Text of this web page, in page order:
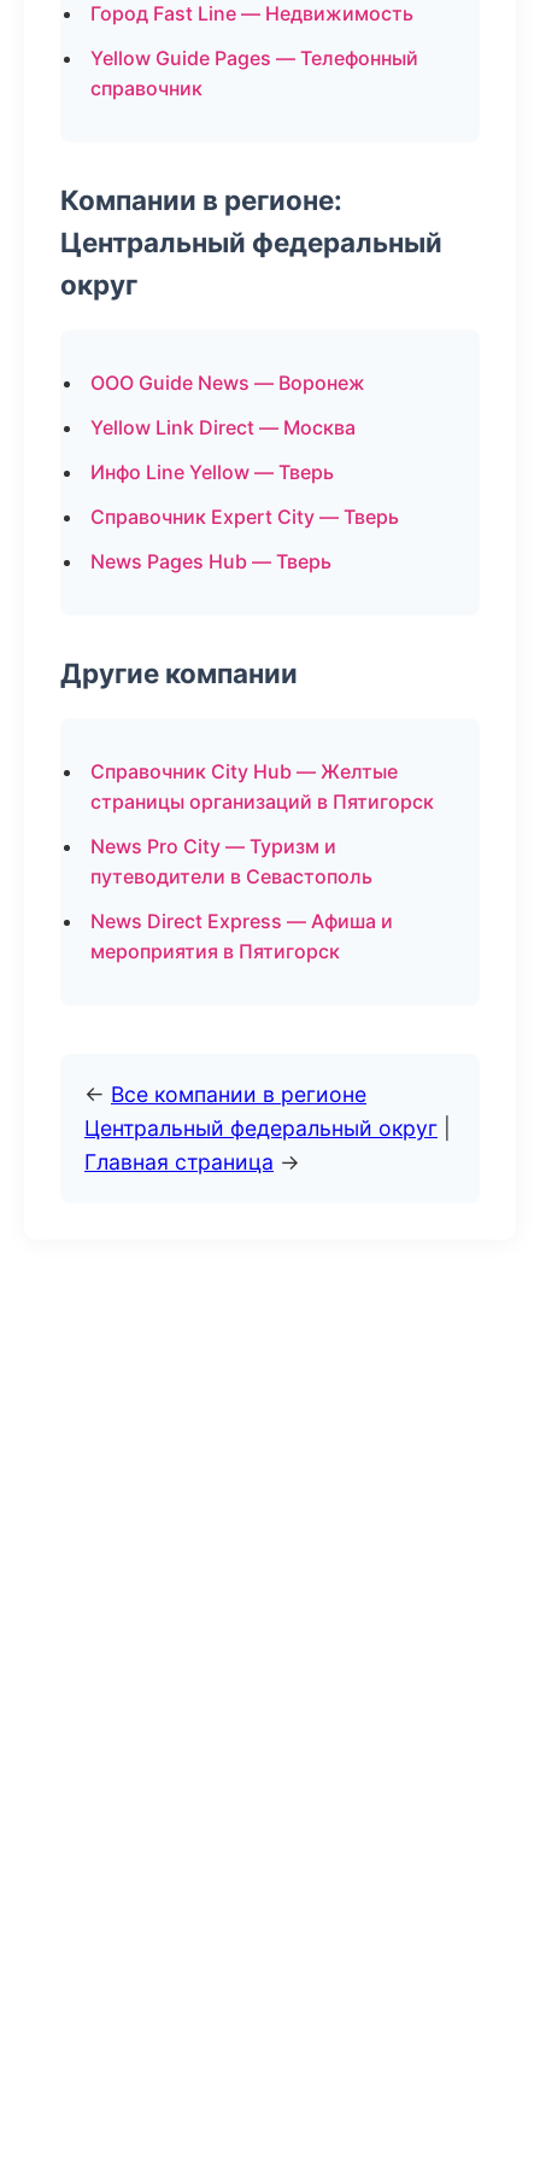
Город Fast Line — Недвижимость
Yellow Guide Pages — Телефонный
справочник
Компании в регионе:
Центральный федеральный
округ
ООО Guide News — Воронеж
Yellow Link Direct — Москва
Инфо Line Yellow — Тверь
Справочник Expert City — Тверь
News Pages Hub — Тверь
Другие компании
Справочник City Hub — Желтые
страницы организаций в Пятигорск
News Pro City — Туризм и
путеводители в Севастополь
News Direct Express — Афиша и
мероприятия в Пятигорск
← Все компании в регионе
Центральный федеральный округ
Главная страница →